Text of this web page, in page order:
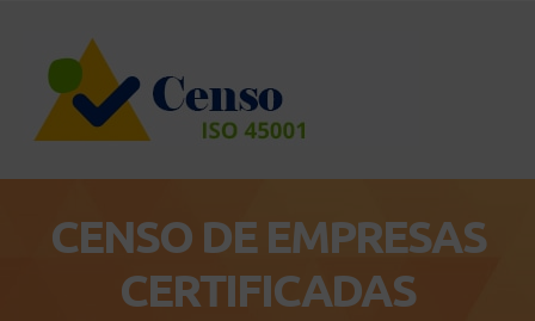
contenido
CENSO DE EMPRESAS
CERTIFICADAS